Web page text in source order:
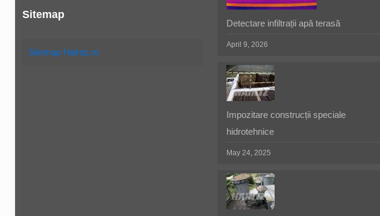
Sitemap
Sitemap Haintz.ro
Detectare infiltrații apă terasă
April 9, 2026
Impozitare construcții speciale
hidrotehnice
May 24, 2025